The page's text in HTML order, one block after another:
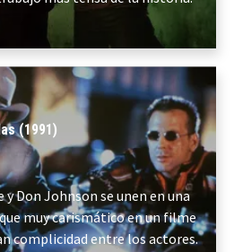
(1991)
y Don Johnson se unen en una
muy carismático en un filme
complicidad entre los actores.